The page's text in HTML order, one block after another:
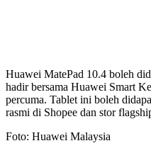
Huawei MatePad 10.4 boleh
hadir bersama Huawei Smart
percuma. Tablet ini boleh
rasmi di Shopee dan stor
Foto: Huawei Malaysia